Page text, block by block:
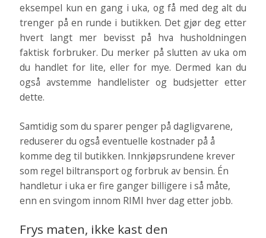
eksempel kun en gang i uka, og få med deg alt du
trenger på en runde i butikken. Det gjør deg etter
hvert langt mer bevisst på hva husholdningen
faktisk forbruker. Du merker på slutten av uka om
du handlet for lite, eller for mye. Dermed kan du
også avstemme handlelister og budsjetter etter
dette.
Samtidig som du sparer penger på dagligvarene,
reduserer du også eventuelle kostnader på å
komme deg til butikken. Innkjøpsrundene krever
som regel biltransport og forbruk av bensin. Én
handletur i uka er fire ganger billigere i så måte,
enn en svingom innom RIMI hver dag etter jobb.
Frys maten, ikke kast den